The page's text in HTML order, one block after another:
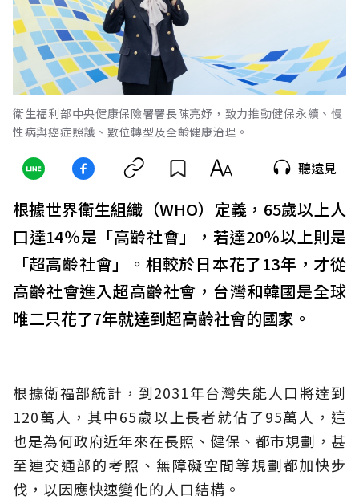
衛生福利部中央健康保險署署長陳亮妤，致力推動健保永續、慢
性病與癌症照護、數位轉型及全齡健康治理。
聽遠見
根據世界衛生組織（WHO）定義，65歲以上人
口達14％是「高齡社會」，若達20％以上則是
「超高齡社會」。相較於日本花了13年，才從
高齡社會進入超高齡社會，台灣和韓國是全球
唯二只花了7年就達到超高齡社會的國家。
根據衛福部統計，到2031年台灣失能人口將達到
120萬人，其中65歲以上長者就佔了95萬人，這
也是為何政府近年來在長照、健保、都市規劃，甚
至連交通部的考照、無障礙空間等規劃都加快步
伐，以因應快速變化的人口結構。